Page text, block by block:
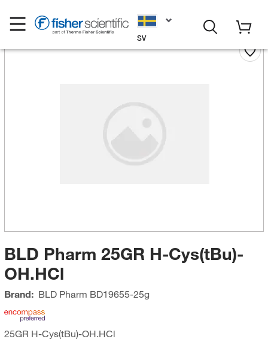
SV
BLD Pharm 25GR H-Cys(tBu)-
OH.HCl
Brand: BLD Pharm BD19655-25g
25GR H-Cys(tBu)-OH.HCl